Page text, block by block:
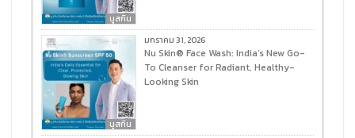
นูสกิน
นูสกิน
มกราคม 31, 2026
Nu Skin® Face Wash: India’s New Go-
To Cleanser for Radiant, Healthy-
Looking Skin